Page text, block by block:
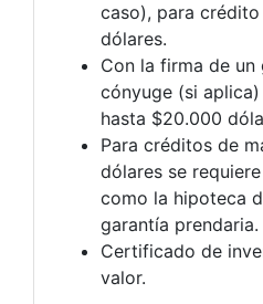
caso), para
dólares.
Con la firma de un
cónyuge (si
hasta $20.000
Para créditos de
dólares se
como la hipoteca
garantía prendaria.
Certificado de
valor.